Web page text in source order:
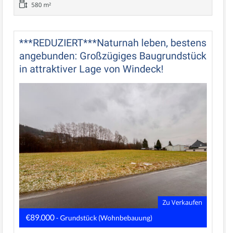
580 m²
***REDUZIERT***Naturnah leben, bestens
angebunden: Großzügiges Baugrundstück
in attraktiver Lage von Windeck!
Zu Verkaufen
€89.000- Grundstück (Wohnbebauung)